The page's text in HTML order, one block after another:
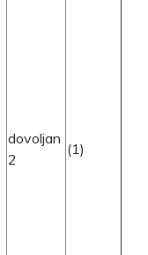
dovoljan
2
(1)